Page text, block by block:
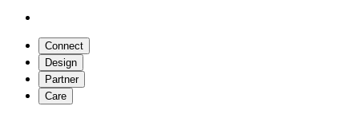
Connect
Design
Partner
Care